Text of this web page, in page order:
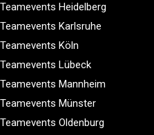
Teamevents Heidelberg
Teamevents Karlsruhe
Teamevents Köln
Teamevents Lübeck
Teamevents Mannheim
Teamevents Münster
Teamevents Oldenburg